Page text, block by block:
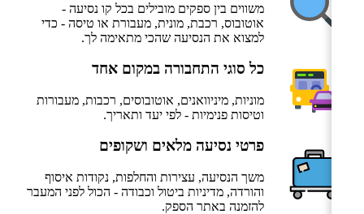
משווים בין ספקים מובילים בכל קו נסיעה -
אוטובוס, רכבת, מונית, מעבורת או טיסה - כדי
למצוא את הנסיעה שהכי מתאימה לך.
כל סוגי התחבורה במקום אחד
מוניות, מיניוואנים, אוטובוסים, רכבות, מעבורות
וטיסות פנימיות - לפי יעד ותאריך.
פרטי נסיעה מלאים ושקופים
משך הנסיעה, עצירות והחלפות, נקודות איסוף
והורדה, מדיניות ביטול וכבודה - הכול לפני המעבר
להזמנה באתר הספק.